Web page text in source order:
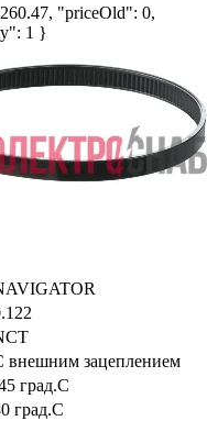
"priceOld": 0,
1 }
внешним зацеплением
град.C
град.C